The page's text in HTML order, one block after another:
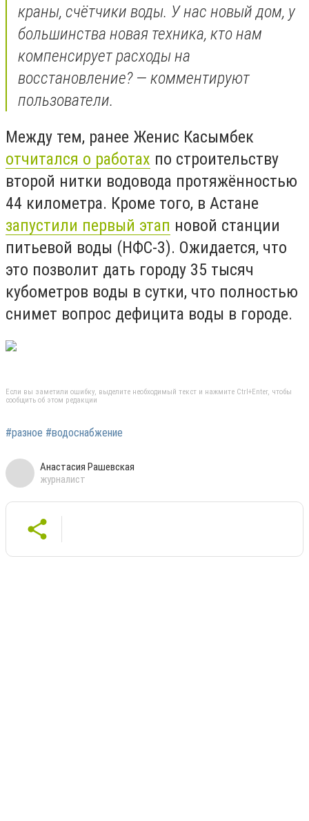
краны, счётчики воды. У нас новый дом, у
большинства новая техника, кто нам
компенсирует расходы на
восстановление? — комментируют
пользователи.
Между тем, ранее Женис Касымбек
отчитался о работах по строительству
второй нитки водовода протяжённостью
44 километра. Кроме того, в Астане
запустили первый этап новой станции
питьевой воды (НФС-3). Ожидается, что
это позволит дать городу 35 тысяч
кубометров воды в сутки, что полностью
снимет вопрос дефицита воды в городе.
Если вы заметили ошибку, выделите необходимый текст и нажмите Ctrl+Enter, чтобы
сообщить об этом редакции
#разное #водоснабжение
Анастасия Рашевская
журналист